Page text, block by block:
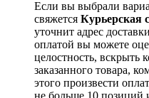
Если вы выбрали
свяжется Курьерская
уточнит адрес
оплатой вы можете
целостность, вскрыть
заказанного товара,
этого произвести
не больше 10 позиций